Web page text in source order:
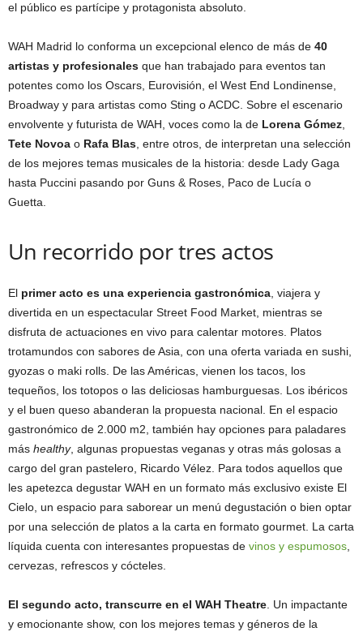
el público es partícipe y protagonista absoluto.
WAH Madrid lo conforma un excepcional elenco de más de 40
artistas y profesionales que han trabajado para eventos tan
potentes como los Oscars, Eurovisión, el West End Londinense,
Broadway y para artistas como Sting o ACDC. Sobre el escenario
envolvente y futurista de WAH, voces como la de Lorena Gómez
Tete Novoa o Rafa Blas , entre otros, de interpretan una selección
de los mejores temas musicales de la historia: desde Lady Gaga
hasta Puccini pasando por Guns & Roses, Paco de Lucía o
Guetta.
Un recorrido por tres actos
El primer acto es una experiencia gastronómica , viajera y
divertida en un espectacular Street Food Market, mientras se
disfruta de actuaciones en vivo para calentar motores. Platos
trotamundos con sabores de Asia, con una oferta variada en sushi,
gyozas o maki rolls. De las Américas, vienen los tacos, los
tequeños, los totopos o las deliciosas hamburguesas. Los ibéricos
y el buen queso abanderan la propuesta nacional. En el espacio
gastronómico de 2.000 m2, también hay opciones para paladares
más healthy, algunas propuestas veganas y otras más golosas a
cargo del gran pastelero, Ricardo Vélez. Para todos aquellos que
les apetezca degustar WAH en un formato más exclusivo existe El
Cielo, un espacio para saborear un menú degustación o bien optar
por una selección de platos a la carta en formato gourmet. La carta
líquida cuenta con interesantes propuestas de vinos y espumosos
cervezas, refrescos y cócteles.
El segundo acto, transcurre en el WAH Theatre . Un impactante
y emocionante show, con los mejores temas y géneros de la